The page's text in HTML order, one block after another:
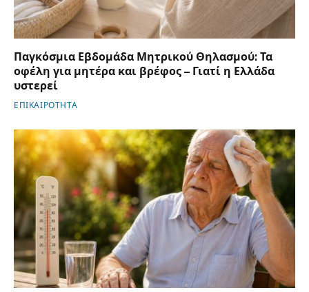
Παγκόσμια Εβδομάδα Μητρικού Θηλασμού: Τα
οφέλη για μητέρα και βρέφος – Γιατί η Ελλάδα
υστερεί
ΕΠΙΚΑΙΡΟΤΗΤΑ